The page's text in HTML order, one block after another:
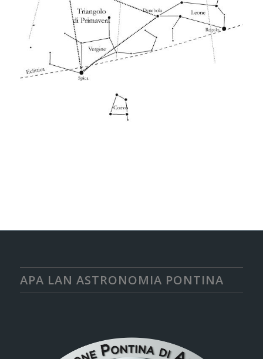
APA LAN ASTRONOMIA PONTINA